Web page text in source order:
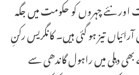
اور نئے چہروں کو حکومت میں جگہ
تیز ہو گئی ہیں۔ کانگریس رکنِ
دہلی میں راہول گاندھی سے